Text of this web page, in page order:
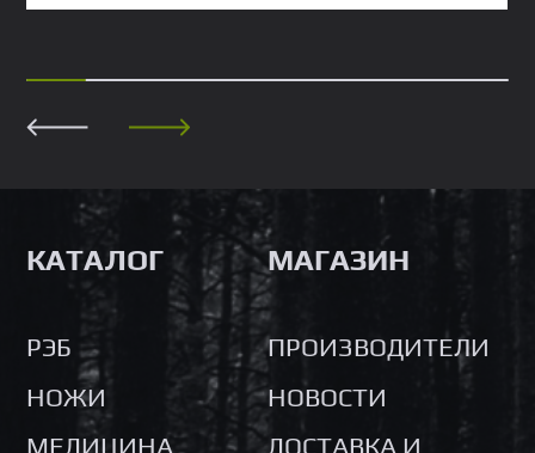
КАТАЛОГ
РЭБ
НОЖИ
МЕДИЦИНА
МАГАЗИН
ПРОИЗВОДИТЕЛИ
НОВОСТИ
ДОСТАВКА И